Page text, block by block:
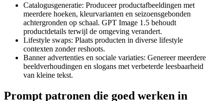
Catalogusgeneratie: Produceer productafbeeldingen met
meerdere hoeken, kleurvarianten en seizoensgebonden
achtergronden op schaal. GPT Image 1.5 behoudt
productdetails terwijl de omgeving verandert.
Lifestyle swaps: Plaats producten in diverse lifestyle
contexten zonder reshoots.
Banner advertenties en sociale variaties: Genereer meerdere
beeldverhoudingen en slogans met verbeterde leesbaarheid
van kleine tekst.
Prompt patronen die goed werken in